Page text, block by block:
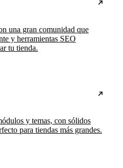
una gran comunidad que
y herramientas SEO
tu tienda.
y temas, con sólidos
para tiendas más grandes.